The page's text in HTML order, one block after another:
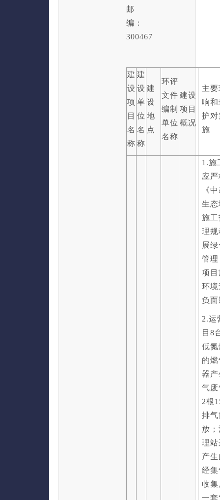
邮
编：
300467
建
设
项
目
名
称
建
设
单
位
名
称
建
设
地
点
环评
文件
编制
单位
名称
建设
项目
概况
主
响
护
施
1.施
应
《
生
施
理
展
管
项
环
负
2.运
目8
低
的
器
气
2根
排
放
理
产
经
收
一